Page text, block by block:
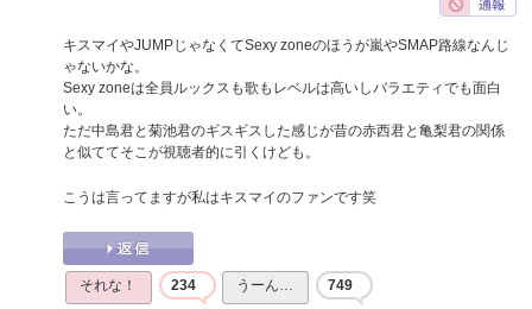
キスマイやJUMPじゃなくてSexy zoneのほうが嵐やSMAP路線なんじ
ゃないかな。
Sexy zoneは全員ルックスも歌もレベルは高いしバラエティでも面白
い。
ただ中島君と菊池君のギスギスした感じが昔の赤西君と亀梨君の関係
と似ててそこが視聴者的に引くけども。
こうは言ってますが私はキスマイのファンです笑
それな！ 234 うーん… 749